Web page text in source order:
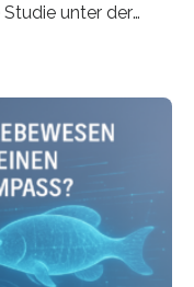
unter der
Bremen –
Überblicksstudie
Earth
fasst bestehende
interpretiert sie
aus hydrothermalen
Ozeanbecken